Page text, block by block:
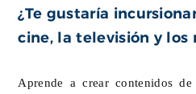
¿Te gustaría
cine, la televisión y los
Aprende a crear contenidos